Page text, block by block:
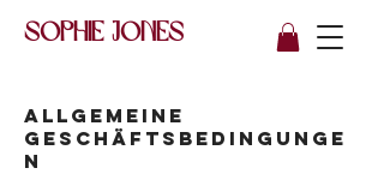
Sophie Jones
Allgemeine
Geschäftsbedingunge
n